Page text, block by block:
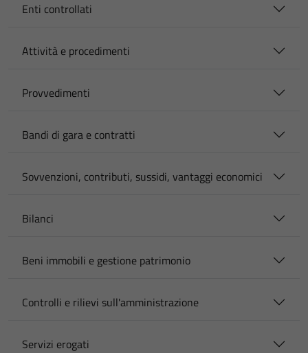
Enti controllati
Attività e procedimenti
Provvedimenti
Bandi di gara e contratti
Sovvenzioni, contributi, sussidi, vantaggi economici
Bilanci
Beni immobili e gestione patrimonio
Controlli e rilievi sull'amministrazione
Servizi erogati